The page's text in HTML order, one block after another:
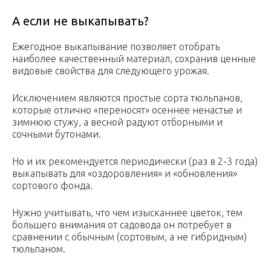
А если не выкапывать?
Ежегодное выкапывание позволяет отобрать
наиболее качественный материал, сохранив ценные
видовые свойства для следующего урожая.
Исключением являются простые сорта тюльпанов,
которые отлично «переносят» осеннее ненастье и
зимнюю стужу, а весной радуют отборными и
сочными бутонами.
Но и их рекомендуется периодически (раз в 2-3 года)
выкапывать для «оздоровления» и «обновления»
сортового фонда.
Нужно учитывать, что чем изысканнее цветок, тем
большего внимания от садовода он потребует в
сравнении с обычным (сортовым, а не гибридным)
тюльпаном.